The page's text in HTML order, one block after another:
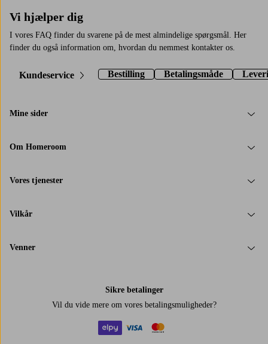
Vi hjælper dig
I vores FAQ finder du svarene på de mest almindelige spørgsmål. Her
finder du også information om, hvordan du nemmest kontakter os.
Kundeservice Bestilling Betalingsmåde
Mine sider
Om Homeroom
Vores tjenester
Vilkår
Venner
Sikre betalinger
Vil du vide mere om vores betalingsmuligheder?